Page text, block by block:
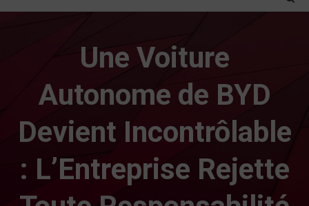
Une Voiture
Autonome de BYD
Devient Incontrôlable
: L’Entreprise Rejette